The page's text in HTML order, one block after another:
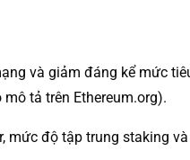
và giảm đáng kể mức
tả trên Ethereum.org).
độ tập trung staking